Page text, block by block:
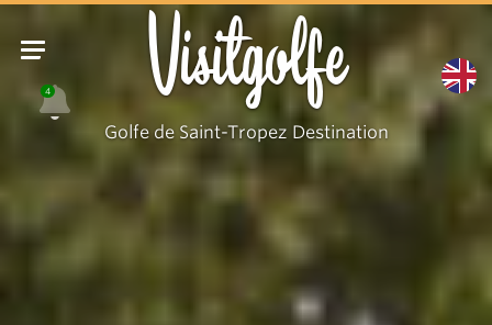
4 Visitgolfe
Golfe de Saint-Tropez Destination